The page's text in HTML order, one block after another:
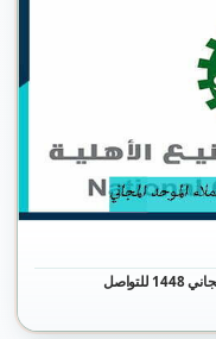
رقم شركة الغاز السعودية خدمة العملاء الموحد المجاني 1448 للتواصل